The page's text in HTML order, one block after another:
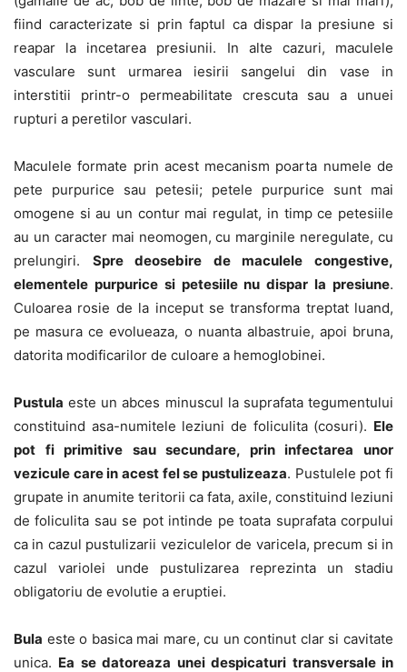
fiind caracterizate si prin faptul ca dispar la presiune si
reapar la incetarea presiunii. In alte cazuri, maculele
vasculare sunt urmarea iesirii sangelui din vase in
interstitii printr-o permeabilitate crescuta sau a unuei
rupturi a peretilor vasculari.
Maculele formate prin acest mecanism poarta numele de
pete purpurice sau petesii; petele purpurice sunt mai
omogene si au un contur mai regulat, in timp ce petesiile
au un caracter mai neomogen, cu marginile neregulate, cu
prelungiri. Spre deosebire de maculele congestive,
elementele purpurice si petesiile nu dispar la presiune.
Culoarea rosie de la inceput se transforma treptat luand,
pe masura ce evolueaza, o nuanta albastruie, apoi bruna,
datorita modificarilor de culoare a hemoglobinei.
Pustula este un abces minuscul la suprafata tegumentului
constituind asa-numitele leziuni de foliculita (cosuri). Ele
pot fi primitive sau secundare, prin infectarea unor
vezicule care in acest fel se pustulizeaza. Pustulele pot fi
grupate in anumite teritorii ca fata, axile, constituind leziuni
de foliculita sau se pot intinde pe toata suprafata corpului
ca in cazul pustulizarii veziculelor de varicela, precum si in
cazul variolei unde pustulizarea reprezinta un stadiu
obligatoriu de evolutie a eruptiei.
Bula este o basica mai mare, cu un continut clar si cavitate
unica. Ea se datoreaza unei despicaturi transversale in